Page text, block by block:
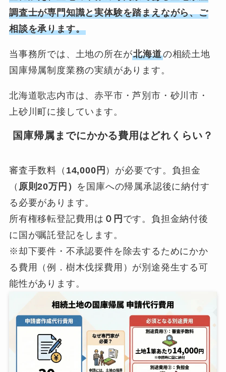
調査士が専門知識と実体験を踏まえながら、ご
相談を承ります。
当事務所では、土地の所在が北海道の相続土地
国庫帰属制度業務の実績があります。
北海道歌志内市は、赤平市・芦別市・砂川市・
上砂川町に接しています。
国庫帰属までにかかる費用はどれくらい？
審査手数料（ 14,000円 ）が必要です。負担金
（ 原則20万円） を国庫への帰属承認後に納付す
る必要があります。
所有権移転登記費用は ０円 です。負担金納付後
に国が嘱託登記をします。
※却下要件・不承認要件を除去するためにかか
る費用（例．樹木伐採費用）が別途発生する可
能性があります。